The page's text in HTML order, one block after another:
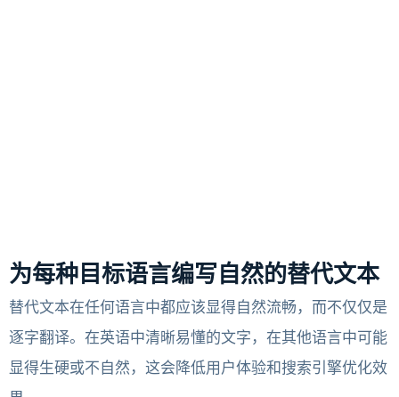
为每种目标语言编写自然的替代文本
替代文本在任何语言中都应该显得自然流畅，而不仅仅是
逐字翻译。在英语中清晰易懂的文字，在其他语言中可能
显得生硬或不自然，这会降低用户体验和搜索引擎优化效